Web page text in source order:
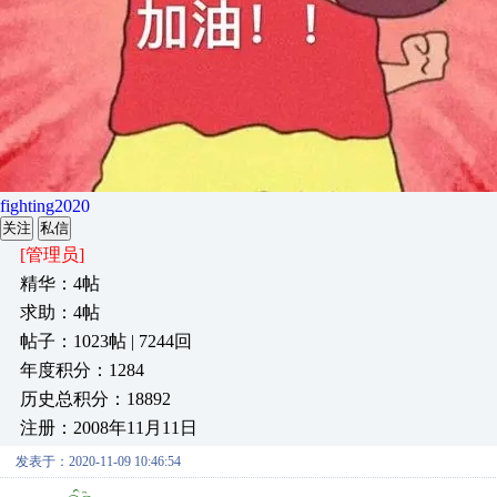
fighting2020
关注 私信
[管理员]
精华：4帖
求助：4帖
帖子：1023帖 | 7244回
年度积分：1284
历史总积分：18892
注册：2008年11月11日
发表于：2020-11-09 10:46:54